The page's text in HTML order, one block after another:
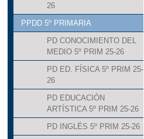
26
PPDD 5º PRIMARIA
PD CONOCIMIENTO DEL
MEDIO 5º PRIM 25-26
PD ED. FÍSICA 5º PRIM 25-
26
PD EDUCACIÓN
ARTÍSTICA 5º PRIM 25-26
PD INGLÉS 5º PRIM 25-26